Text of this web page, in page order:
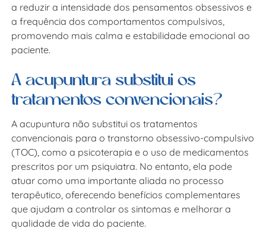
a reduzir a intensidade dos pensamentos obsessivos e
a frequência dos comportamentos compulsivos,
promovendo mais calma e estabilidade emocional ao
paciente.
A acupuntura substitui os
tratamentos convencionais?
A acupuntura não substitui os tratamentos
convencionais para o transtorno obsessivo-compulsivo
(TOC), como a psicoterapia e o uso de medicamentos
prescritos por um psiquiatra. No entanto, ela pode
atuar como uma importante aliada no processo
terapêutico, oferecendo benefícios complementares
que ajudam a controlar os sintomas e melhorar a
qualidade de vida do paciente.